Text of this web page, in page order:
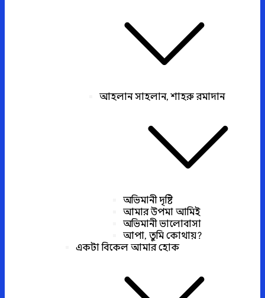
আহলান সাহলান, শাহরু রমাদান
অভিমানী দৃষ্টি
আমার উপমা আমিই
অভিমানী ভালোবাসা
আপা, তুমি কোথায়?
একটা বিকেল আমার হোক